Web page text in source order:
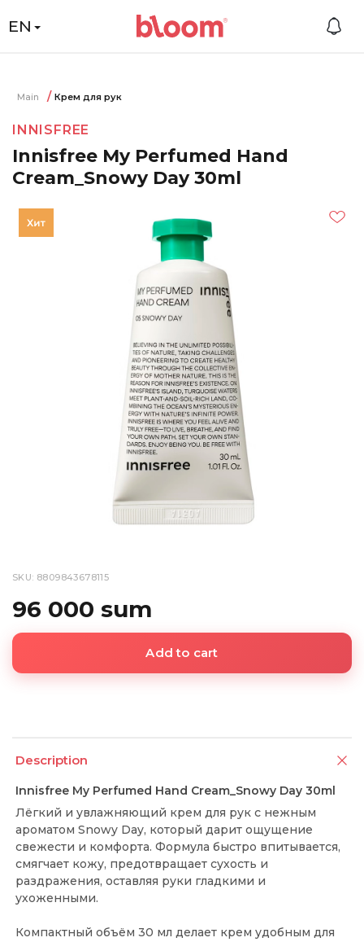
EN
Main Крем для рук
INNISFREE
Innisfree My Perfumed Hand
Cream_Snowy Day 30ml
SKU: 8809843678115
96 000 sum
Add to cart
Description
Innisfree My Perfumed Hand Cream_Snowy Day 30ml
Лёгкий и увлажняющий крем для рук с нежным
ароматом Snowy Day, который дарит ощущение
свежести и комфорта. Формула быстро впитывается,
смягчает кожу, предотвращает сухость и
раздражения, оставляя руки гладкими и
ухоженными.
Компактный объём 30 мл делает крем удобным для